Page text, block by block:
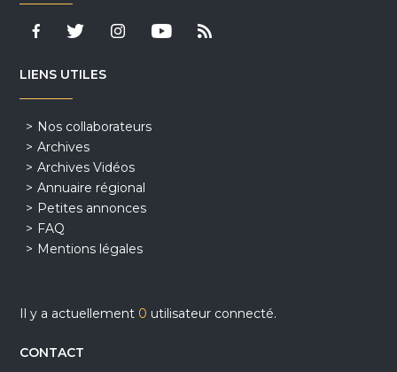
LIENS UTILES
Nos collaborateurs
Archives
Archives Vidéos
Annuaire régional
Petites annonces
FAQ
Mentions légales
Il y a actuellement 0 utilisateur connecté.
CONTACT